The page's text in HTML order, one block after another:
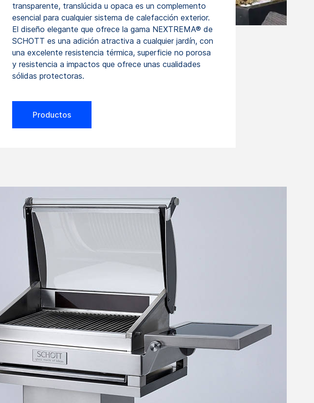
transparente, translúcida u opaca es un complemento
esencial para cualquier sistema de calefacción exterior.
El diseño elegante que ofrece la gama NEXTREMA® de
SCHOTT es una adición atractiva a cualquier jardín, con
una excelente resistencia térmica, superficie no porosa
y resistencia a impactos que ofrece unas cualidades
sólidas protectoras.
Productos